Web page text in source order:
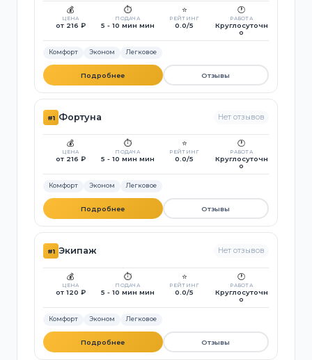
💰
ЦЕНА
от 216 ₽
⏱️
ПОДАЧА
5 - 10 мин мин
⭐
РЕЙТИНГ
0.0/5
🕐
РАБОТА
Круглосуточн
о
Комфорт Эконом Легковое
Подробнее Отзывы
#1 Фортуна Нет отзывов
💰
ЦЕНА
от 216 ₽
⏱️
ПОДАЧА
5 - 10 мин мин
⭐
РЕЙТИНГ
0.0/5
🕐
РАБОТА
Круглосуточн
о
Комфорт Эконом Легковое
Подробнее Отзывы
#1 Экипаж Нет отзывов
💰
ЦЕНА
от 120 ₽
⏱️
ПОДАЧА
5 - 10 мин мин
⭐
РЕЙТИНГ
0.0/5
🕐
РАБОТА
Круглосуточн
о
Комфорт Эконом Легковое
Подробнее Отзывы